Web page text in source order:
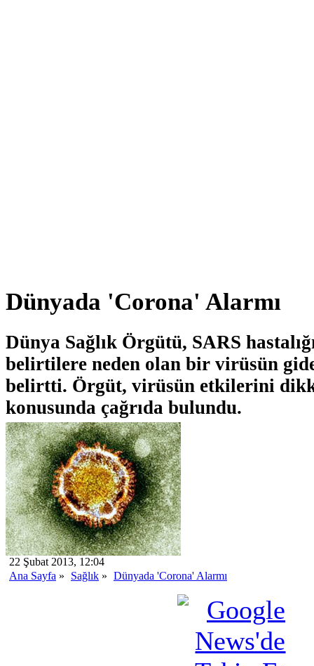
Dünyada 'Corona' Alarmı
Dünya Sağlık Örgütü, SARS
belirtilere neden olan bir virüsün
belirtti. Örgüt, virüsün etkilerini
konusunda çağrıda bulundu.
22 Şubat 2013, 12:04
Ana Sayfa » Sağlık » Dünyada 'Corona' Alarmı